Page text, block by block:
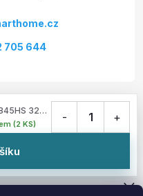
705 644
Mini PC GMKtec K8 Ryzen 7 8845HS 32GB RAM + 1TB WIN 11 Pro
(2 KS) - 1 +